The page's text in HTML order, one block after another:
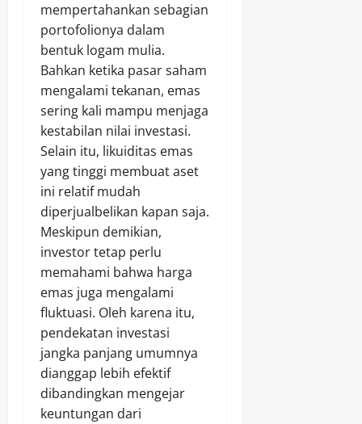
mempertahankan sebagian
portofolionya dalam
bentuk logam mulia.
Bahkan ketika pasar saham
mengalami tekanan, emas
sering kali mampu menjaga
kestabilan nilai investasi.
Selain itu, likuiditas emas
yang tinggi membuat aset
ini relatif mudah
diperjualbelikan kapan saja.
Meskipun demikian,
investor tetap perlu
memahami bahwa harga
emas juga mengalami
fluktuasi. Oleh karena itu,
pendekatan investasi
jangka panjang umumnya
dianggap lebih efektif
dibandingkan mengejar
keuntungan dari